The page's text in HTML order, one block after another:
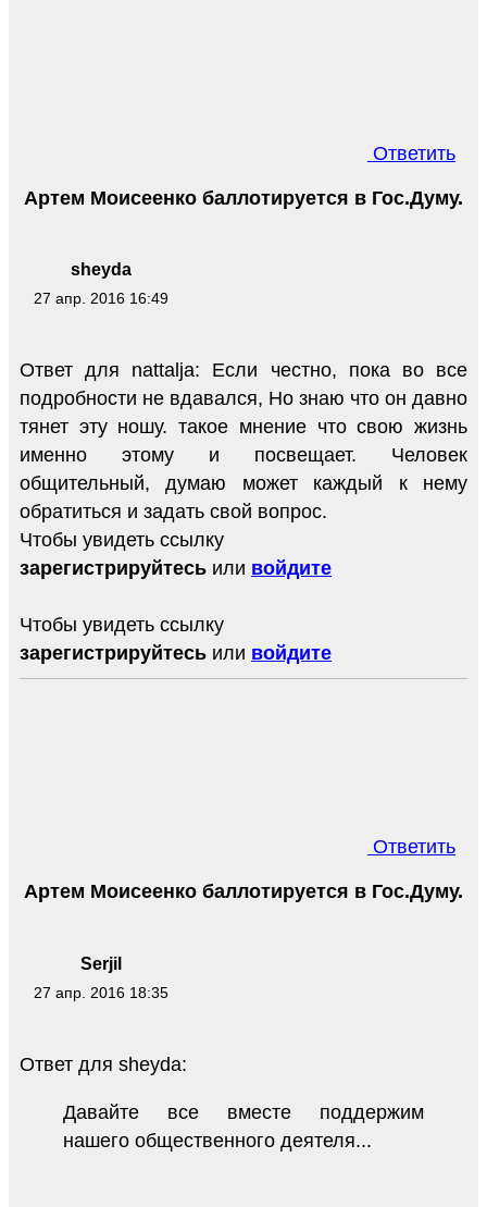
Ответить
sheyda
27 апр. 2016 16:49
Артем Моисеенко баллотируется в Гос.Думу.
Ответ для nattalja: Если честно, пока во все
подробности не вдавался, Но знаю что он давно
тянет эту ношу. такое мнение что свою жизнь
именно этому и посвещает. Человек
общительный, думаю может каждый к нему
обратиться и задать свой вопрос.
Чтобы увидеть ссылку
зарегистрируйтесь или войдите
Чтобы увидеть ссылку
зарегистрируйтесь или войдите
Ответить
Serjil
27 апр. 2016 18:35
Артем Моисеенко баллотируется в Гос.Думу.
Ответ для sheyda:
Давайте все вместе поддержим
нашего общественного деятеля...